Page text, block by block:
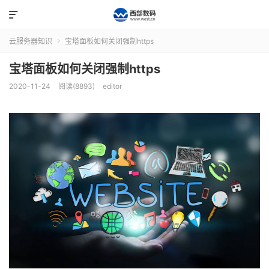

云服务器知识  宝塔面板如何关闭强制https
宝塔面板如何关闭强制https
2020-11-24 阅读(8893) editor